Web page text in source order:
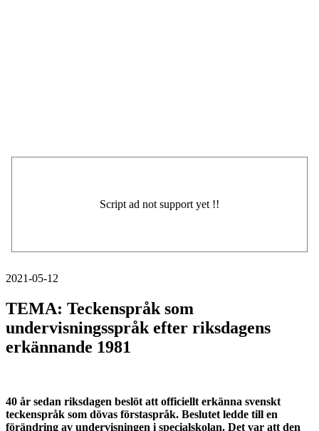
2021-05-12
TEMA: Teckenspråk som
undervisningsspråk efter riksdagens
erkännande 1981
40 år sedan riksdagen beslöt att officiellt erkänna svenskt
teckenspråk som dövas förstaspråk. Beslutet ledde till en
förändring av undervisningen i specialskolan. Det var att den